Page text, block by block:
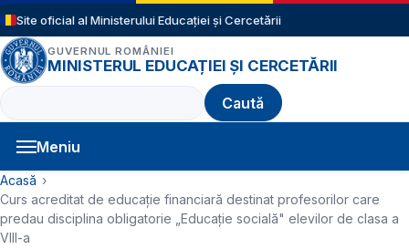
Sari la conținutul principal
Site oficial al Ministerului Educației și Cercetării
GUVERNUL ROMÂNIEI
MINISTERUL EDUCAȚIEI ȘI CERCETĂRII
Caută
Meniu
Navigație principală
Cale de navigare
Acasă
Curs acreditat de educație financiară destinat profesorilor care
predau disciplina obligatorie „Educație socială" elevilor de clasa a
VIII-a